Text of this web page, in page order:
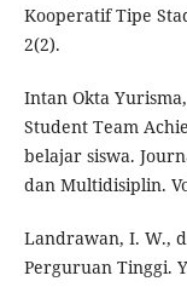
Kooperatif Tipe
2(2).
Intan Okta
Student Team
belajar siswa.
dan Multidisiplin.
Landrawan, I. W.,
Perguruan Tinggi.